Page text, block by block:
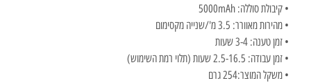
• קיבולת סוללה: 5000mAh
• מהירות מאוורר: 3.5 מ'/שנייה מקסימום
• זמן טענה: 3-4 שעות
• זמן עבודה: 2.5-16.5 שעות (תלוי רמת השימוש)
• משקל המוצר:254 גרם